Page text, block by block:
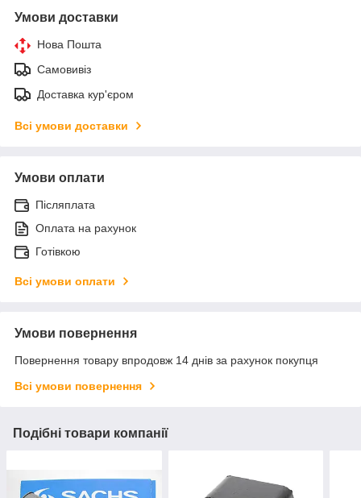
Умови доставки
Нова Пошта
Самовивіз
Доставка кур'єром
Всі умови доставки
Умови оплати
Післяплата
Оплата на рахунок
Готівкою
Всі умови оплати
Умови повернення
Повернення товару впродовж 14 днів за рахунок покупця
Всі умови повернення
Подібні товари компанії